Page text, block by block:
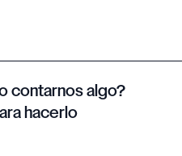
contarnos algo?
hacerlo